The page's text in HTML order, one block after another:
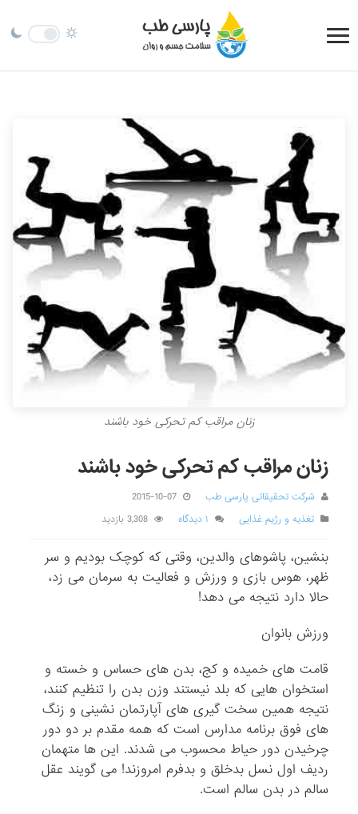
زنان مراقب کم تحرکی خود باشند
زنان مراقب کم تحرکی خود باشند
شرکت تحقیقاتی پارسی طب
2015-10-07
تغذیه و رژیم غذایی
۱ دیدگاه 3,308 بازدید
بنشین، پاشوهای والدین، وقتی که کوچک بودیم و سر
ظهر، هوس بازی و ورزش و فعالیت به سرمان می زد،
حالا دارد نتیجه می دهد!
ورزش بانوان
قامت های خمیده و کج، بدن های حساس و خسته و
استخوان هایی که بلد نیستند وزن بدن را تنظیم کنند،
نتیجه همین سخت گیری های آپارتمان نشینی و زنگ
های فوق برنامه مدارس است که همه مقدم بر دو دور
چرخیدن دور حیاط محسوب می شدند. این ها متهمان
ردیف اول نسل بدخلق و بدفرم امروزند! می گویند عقل
سالم در بدن سالم است.